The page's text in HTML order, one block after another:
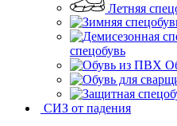
Летняя
спецобувь
СИЗ от падения